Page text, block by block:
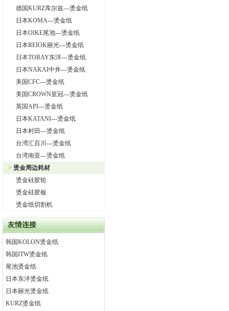
德国KURZ库尔兹---烫金纸
日本KOMA---烫金纸
日本OIKE尾池---烫金纸
日本REIOK丽光---烫金纸
日本TORAY东洋---烫金纸
日本NAKAI中井---烫金纸
美国CFC---烫金纸
美国CROWN皇冠---烫金纸
英国API---烫金纸
日本KATANI---烫金纸
日本村田---烫金纸
台湾汇百川---烫金纸
台湾南亚---烫金纸
> 烫金周边耗材
烫金硅胶轮
烫金硅胶板
烫金纸切割机
友情连接
韩国KOLON烫金纸
韩国ITW烫金纸
尾池烫金纸
日本东洋烫金纸
日本丽光烫金纸
KURZ烫金纸